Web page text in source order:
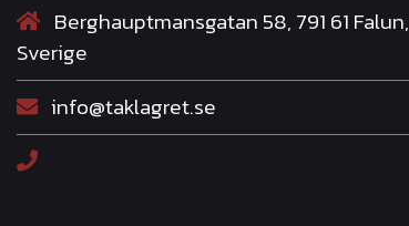
Berghauptmansgatan 58, 791 61 Falun,
Sverige
info@taklagret.se